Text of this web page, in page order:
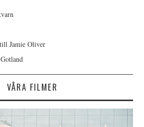
Jamie Oliver
VÅRA FILMER